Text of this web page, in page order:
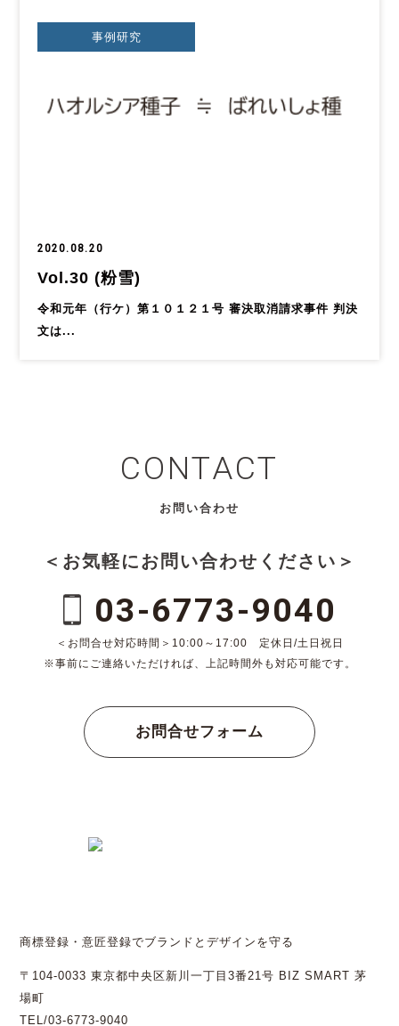
事例研究
2020.08.20
Vol.30 (粉雪)
令和元年（行ケ）第１０１２１号 審決取消請求事件 判決
文は...
CONTACT
お問い合わせ
＜お気軽にお問い合わせください＞
03-6773-9040
＜お問合せ対応時間＞10:00～17:00 定休日/土日祝日
※事前にご連絡いただければ、上記時間外も対応可能です。
お問合せフォーム
商標登録・意匠登録でブランドとデザインを守る
〒104-0033 東京都中央区新川一丁目3番21号 BIZ SMART 茅
場町
TEL/03-6773-9040